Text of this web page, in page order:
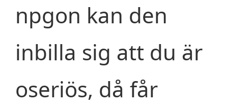
npgon kan den
inbilla sig att du är
oseriös, då får